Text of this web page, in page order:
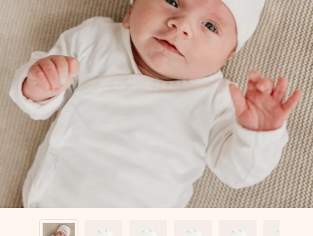
Reviews.
Gratis kort med hilsen
Lag noe unikt med bare noen få steg - med hennes navn,
et bilde av dere eller en beskjed som virkelig berører
hjertet. Ikke noe tull, bare masse kjærlighet i øyeblikket.